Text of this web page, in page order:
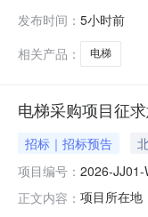
公司第2名
报价金额
发布时间： 5小时前
相关产品：
电梯
电梯采购项目征
招标｜招标预告
项目编号： 2026-JJ01-
正文内容： 项目所在地